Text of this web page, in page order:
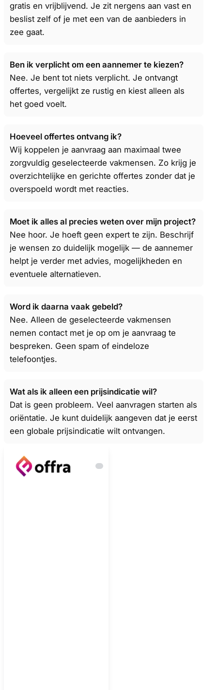
gratis en vrijblijvend. Je zit nergens aan vast en
beslist zelf of je met een van de aanbieders in
zee gaat.
Ben ik verplicht om een aannemer te kiezen?
Nee. Je bent tot niets verplicht. Je ontvangt
offertes, vergelijkt ze rustig en kiest alleen als
het goed voelt.
Hoeveel offertes ontvang ik?
Wij koppelen je aanvraag aan maximaal twee
zorgvuldig geselecteerde vakmensen. Zo krijg je
overzichtelijke en gerichte offertes zonder dat je
overspoeld wordt met reacties.
Moet ik alles al precies weten over mijn project?
Nee hoor. Je hoeft geen expert te zijn. Beschrijf
je wensen zo duidelijk mogelijk — de aannemer
helpt je verder met advies, mogelijkheden en
eventuele alternatieven.
Word ik daarna vaak gebeld?
Nee. Alleen de geselecteerde vakmensen
nemen contact met je op om je aanvraag te
bespreken. Geen spam of eindeloze
telefoontjes.
Wat als ik alleen een prijsindicatie wil?
Dat is geen probleem. Veel aanvragen starten als
oriëntatie. Je kunt duidelijk aangeven dat je eerst
een globale prijsindicatie wilt ontvangen.